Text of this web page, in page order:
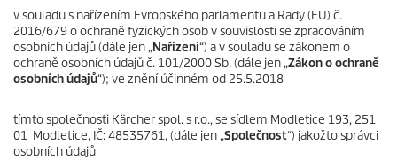
v souladu s nařízením Evropského parlamentu a Rady (EU) č.
2016/679 o ochraně fyzických osob v souvislosti se zpracováním
osobních údajů (dále jen „Nařízení“) a v souladu se zákonem o
ochraně osobních údajů č. 101/2000 Sb. (dále jen „Zákon o ochraně
osobních údajů“); ve znění účinném od 25.5.2018
tímto společnosti Kärcher spol. s r.o., se sídlem Modletice 193, 251
01 Modletice, IČ: 48535761, (dále jen „Společnost“) jakožto správci
osobních údajů